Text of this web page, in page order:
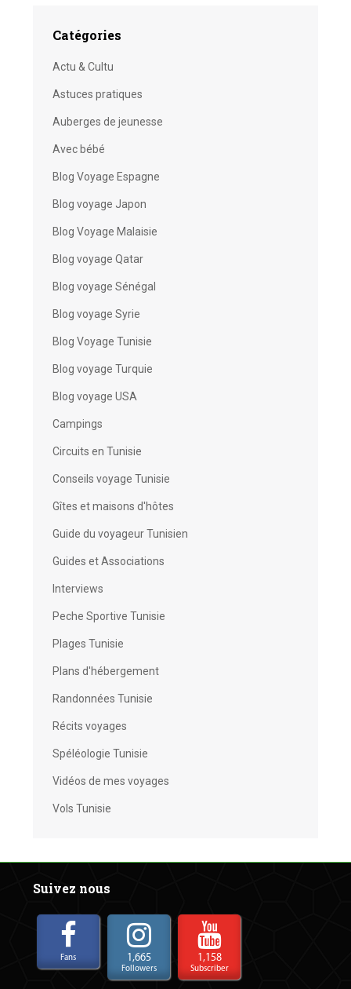
Catégories
Actu & Cultu
Astuces pratiques
Auberges de jeunesse
Avec bébé
Blog Voyage Espagne
Blog voyage Japon
Blog Voyage Malaisie
Blog voyage Qatar
Blog voyage Sénégal
Blog voyage Syrie
Blog Voyage Tunisie
Blog voyage Turquie
Blog voyage USA
Campings
Circuits en Tunisie
Conseils voyage Tunisie
Gîtes et maisons d'hôtes
Guide du voyageur Tunisien
Guides et Associations
Interviews
Peche Sportive Tunisie
Plages Tunisie
Plans d'hébergement
Randonnées Tunisie
Récits voyages
Spéléologie Tunisie
Vidéos de mes voyages
Vols Tunisie
Suivez nous
Fans 1,665
Followers
1,158
Subscriber